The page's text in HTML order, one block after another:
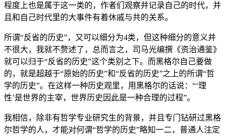
程度上也是属于这一类的，作者们观察并记录自己的时代，并
且和自己时代里的大事件有着休戚与共的关系。
所谓“反省的历史”，又可以细分为4类，但这种细分的意义并
不很大，我就不赘述了，总而言之，司马光编撰《资治通鉴》
就可以归于“反省的历史”这个类别之下。而黑格尔自己要做
的，就是超越于“原始的历史”和“反省的历史”之上的所谓“哲
学的历史”。在这样一种历史观里，用黑格尔的话说：“‘理
性’是世界的主宰，世界历史因此是一种合理的过程”。
我相信，除非有哲学专业研究生的背景，并且专门钻研过黑格
尔哲学的人，才能对何谓“哲学的历史”略知一二，普通人注定